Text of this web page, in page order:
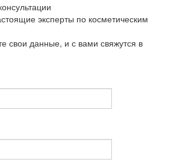
эксперты по косметическим
свои данные, и с вами свяжутся в